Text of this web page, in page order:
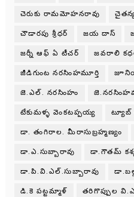
చెరుకు రామమోహనరావు
చౌడారపు శ్రీధర్ జయ దాస్
జర్నీ ఆఫ్ ఏ టీచర్ జవరాలి
జీడిగుంట నరసింహమూర్తి
జె.ఎల్. నరసింహం
టేకుమళ్ళ వెంకటప్పయ్య
డా. తంగిరాల. మీరాసుబ్రహ్మణ్యం
డా.ఎ.సుబ్బారావు డా.గౌతమ్
డా.పి.వి.ఎల్.సుబ్బారావు
డి.కె పట్టమ్మాళ్ తరిగొప్పుల